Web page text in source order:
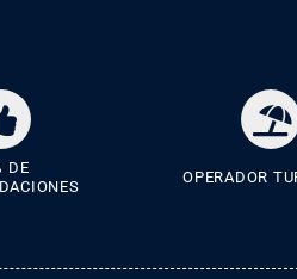
DE
OPERADOR